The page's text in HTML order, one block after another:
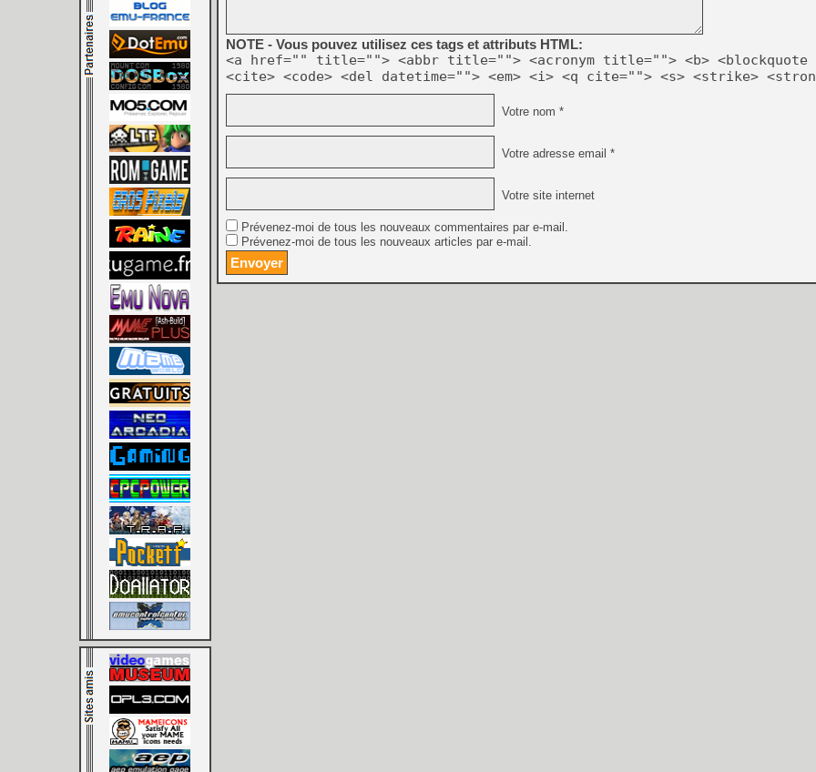
[GK] Crimson Moon : un
[GK] Isle of Reveries : le
[GK] Moonlighter 2 : The
[GK] Capcom relance
[Mo5] Deux inédits du
[GK] Le beat'em up The
[GK] Endless Legend 2 :
[LS] [PS5] Premiers
NOTE - Vous pouvez utilisez ces tags et attributs HTML:
<a href="" title=""> <abbr title=""> <acronym title=""> <b> <blockquote
<cite> <code> <del datetime=""> <em> <i> <q cite=""> <s> <strike>
Votre nom *
Votre adresse email *
Votre site internet
Prévenez-moi de tous les nouveaux commentaires par e-mail.
Prévenez-moi de tous les nouveaux articles par e-mail.